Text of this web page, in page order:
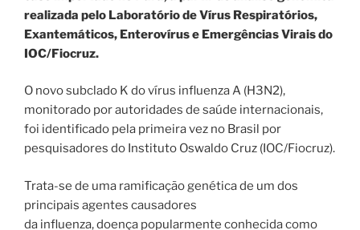
realizada pelo Laboratório de Vírus Respiratórios,
Exantemáticos, Enterovírus e Emergências Virais do
IOC/Fiocruz.
O novo subclado K do vírus influenza A (H3N2),
monitorado por autoridades de saúde internacionais,
foi identificado pela primeira vez no Brasil por
pesquisadores do Instituto Oswaldo Cruz (IOC/Fiocruz).
Trata-se de uma ramificação genética de um dos
principais agentes causadores
da influenza, doença popularmente conhecida como